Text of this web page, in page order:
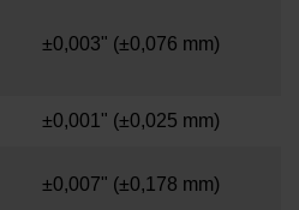
±0,003" (±0,076 mm)
±0,001" (±0,025 mm)
±0,007" (±0,178 mm)